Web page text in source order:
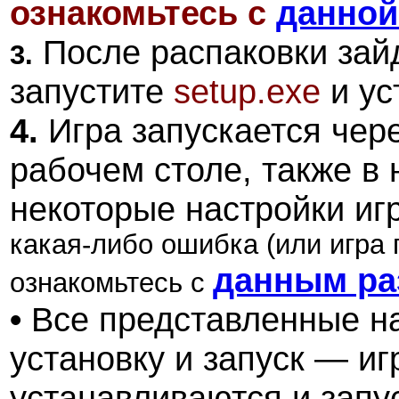
ознакомьтесь с
3. После распаковки
запустите setup.exe и
4. Игра запускается
рабочем столе, также
некоторые настройки
какая-либо ошибка (или игра
ознакомьтесь с данным
• Все представленные
установку и запуск —